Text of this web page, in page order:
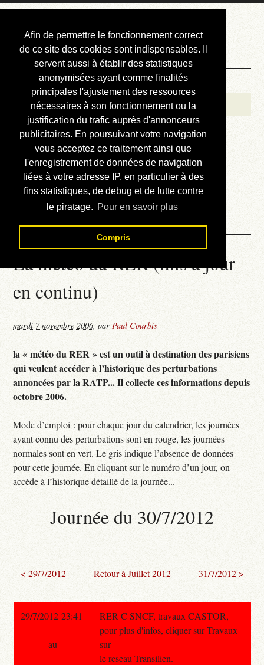
Afin de permettre le fonctionnement correct
de ce site des cookies sont indispensables. Il
servent aussi à établir des statistiques
anonymisées ayant comme finalités
principales l'ajustement des ressources
nécessaires à son fonctionnement ou la
justification du trafic auprès d'annonceurs
publicitaires. En poursuivant votre navigation
vous acceptez ce traitement ainsi que
l'enregistrement de données de navigation
liées à votre adresse IP, en particulier à des
fins statistiques, de debug et de lutte contre
le piratage. Pour en savoir plus
Compris
Courbis, « LE »
Blog Officiel
Bienvenue
Réalisations
Divers (et d’été)
Annonces
Liens externes
Téléchargement
Contact
La météo du RER (mis à jour
en continu)
mardi 7 novembre 2006,parPaul Courbis
la « météo du RER » est un outil à destination des parisiens
qui veulent accéder à l’historique des perturbations
annoncées par la RATP... Il collecte ces informations depuis
octobre 2006.
Mode d’emploi : pour chaque jour du calendrier, les journées
ayant connu des perturbations sont en rouge, les journées
normales sont en vert. Le gris indique l’absence de données
pour cette journée. En cliquant sur le numéro d’un jour, on
accède à l’historique détaillé de la journée...
Journée du 30/7/2012
< 29/7/2012 Retour à Juillet 2012 31/7/2012 >
29/7/2012 23:41
RER C SNCF, travaux CASTOR,
pour plus d'infos, cliquer sur Travaux
sur
le reseau Transilien.
au